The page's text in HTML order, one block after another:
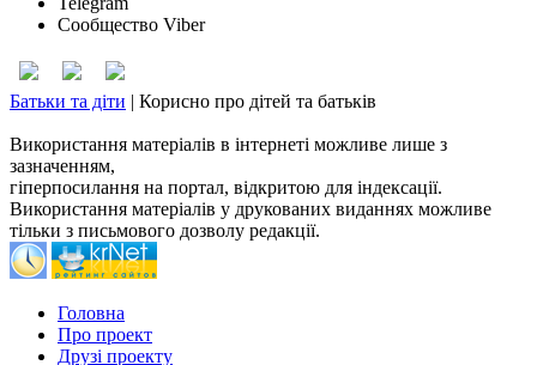
Сообщество Viber
Батьки та діти | Корисно про дітей та батьків
Використання матеріалів в інтернеті можливе лише з
зазначенням,
гіперпосилання на портал, відкритою для індексації.
Використання матеріалів у друкованих виданнях можливе
тільки з письмового дозволу редакції.
Головна
Про проект
Друзі проекту